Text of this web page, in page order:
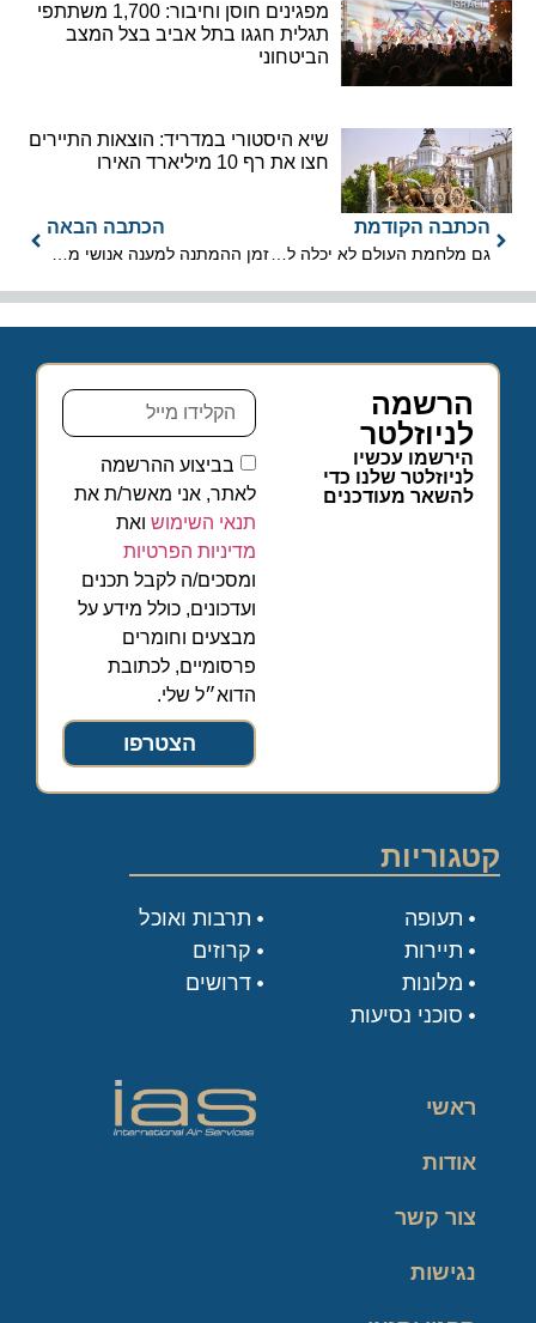
מפגינים חוסן וחיבור: 1,700 משתתפי
תגלית חגגו בתל אביב בצל המצב
הביטחוני
שיא היסטורי במדריד: הוצאות התיירים
חצו את רף 10 מיליארד האירו
הכתבה הקודמת הכתבה הבאה
הרשמה
לניוזלטר
הירשמו עכשיו
לניוזלטר שלנו כדי
להשאר מעודכנים
בביצוע ההרשמה
לאתר, אני מאשר/ת את
תנאי השימוש ואת
מדיניות הפרטיות
ומסכים/ה לקבל תכנים
ועדכונים, כולל מידע על
מבצעים וחומרים
פרסומיים, לכתובת
הדוא״ל שלי.
הצטרפו
קטגוריות
תעופה
תיירות
מלונות
סוכני נסיעות
תרבות ואוכל
קרוזים
דרושים
ראשי
אודות
צור קשר
נגישות